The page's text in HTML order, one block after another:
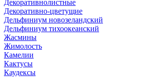
Декоративнолистные
Декоративно-цветущие
Дельфиниум новозеландский
Дельфиниум тихоокеанский
Жасмины
Жимолость
Камелии
Кактусы
Каудексы